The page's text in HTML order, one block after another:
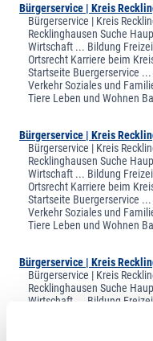
Bürgerservice | Kreis
Bürgerservice | Kreis
Recklinghausen Suche
Wirtschaft ... Bildung
Ortsrecht Karriere beim
Startseite Buergerservice
Verkehr Soziales und
Tiere Leben und Wohnen
Bürgerservice | Kreis
Bürgerservice | Kreis
Recklinghausen Suche
Wirtschaft ... Bildung
Ortsrecht Karriere beim
Startseite Buergerservice
Verkehr Soziales und
Tiere Leben und Wohnen
Bürgerservice | Kreis
Bürgerservice | Kreis
Recklinghausen Suche
Wirtschaft ... Bildung
Ortsrecht Karriere beim
Startseite Buergerservice